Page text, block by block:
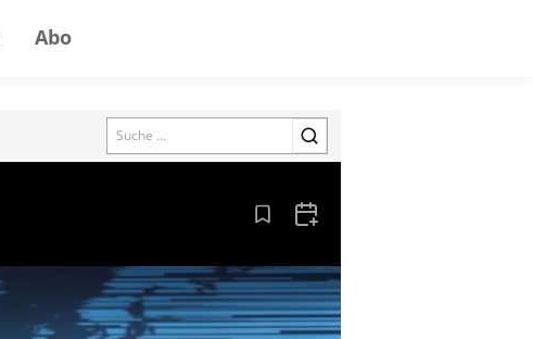
Abo
Search
Aus den Lesezeichen entfernen
Zum Kalender hinzufügen